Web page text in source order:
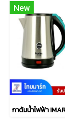
New